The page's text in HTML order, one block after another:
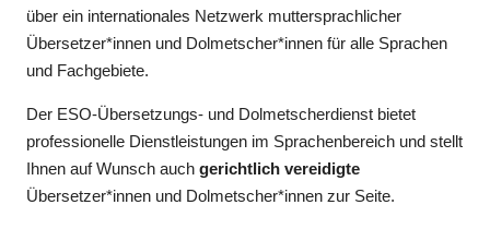
über ein internationales Netzwerk muttersprachlicher
Übersetzer*innen und Dolmetscher*innen für alle Sprachen
und Fachgebiete.
Der ESO-Übersetzungs- und Dolmetscherdienst bietet
professionelle Dienstleistungen im Sprachenbereich und stellt
Ihnen auf Wunsch auchgerichtlich vereidigte
Übersetzer*innen und Dolmetscher*innen zur Seite.